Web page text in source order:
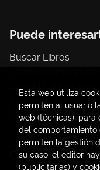
Puede
Buscar Libros
Papelería / material
Consumo Sostenible
Contacto
Esta web utiliza
permiten al usuario
web (técnicas),
del comportamiento
permiten la gestión
su caso, el editor
(publicitarias) y